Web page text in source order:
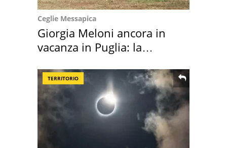
Ceglie Messapica
Giorgia Meloni ancora in
vacanza in Puglia: la
TERRITORIO